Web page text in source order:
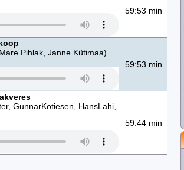
59:53 min
Pihlak, Janne Kütimaa)
59:53 min
GunnarKotiesen, HansLahi,
59:44 min